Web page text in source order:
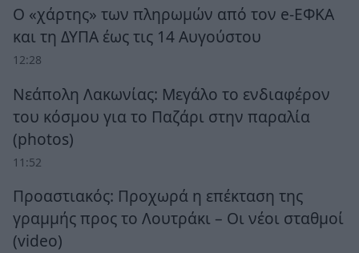
Ο «χάρτης» των πληρωμών από τον e-ΕΦΚΑ
και τη ΔΥΠΑ έως τις 14 Αυγούστου
12:28
Νεάπολη Λακωνίας: Μεγάλο το ενδιαφέρον
του κόσμου για το Παζάρι στην παραλία
(photos)
11:52
Προαστιακός: Προχωρά η επέκταση της
γραμμής προς το Λουτράκι – Οι νέοι σταθμοί
(video)